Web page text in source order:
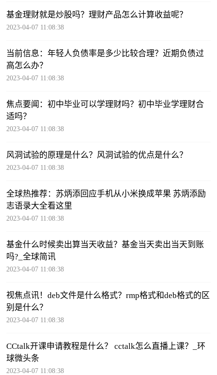
基金理财就是炒股吗？理财产品怎么计算收益呢？
2023-04-07 11:08:38
当前信息：年轻人负债率是多少比较合理？近期负债过
高怎么办？
2023-04-07 11:08:38
焦点要闻：初中毕业可以学理财吗？初中毕业学理财合
适吗？
2023-04-07 11:08:38
风洞试验的原理是什么？风洞试验的优点是什么？
2023-04-07 11:08:38
全球热推荐：苏炳添回应手机从小米换成苹果 苏炳添励
志语录大全看这里
2023-04-07 11:08:38
基金什么时候卖出算当天收益？基金当天卖出当天到账
吗?_全球简讯
2023-04-07 11:08:38
视焦点讯！deb文件是什么格式？rmp格式和deb格式的区
别是什么？
2023-04-07 11:08:38
CCtalk开课申请教程是什么？ cctalk怎么直播上课？_环
球微头条
2023-04-07 11:08:38